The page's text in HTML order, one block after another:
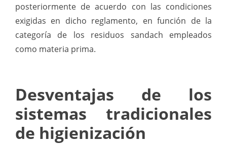
posteriormente de acuerdo con las condiciones
exigidas en dicho reglamento, en función de la
categoría de los residuos sandach empleados
como materia prima.
Desventajas de los
sistemas tradicionales
de higienización